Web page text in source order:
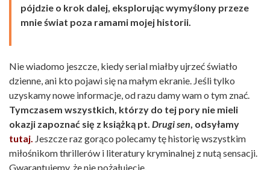
pójdzie o krok dalej, eksplorując wymyślony przeze
mnie świat poza ramami mojej historii.
Nie wiadomo jeszcze, kiedy serial miałby ujrzeć światło
dzienne, ani kto pojawi się na małym ekranie. Jeśli tylko
uzyskamy nowe informacje, od razu damy wam o tym znać.
Tymczasem wszystkich, którzy do tej pory nie mieli
okazji zapoznać się z książką pt. Drugi sen, odsyłamy
tutaj. Jeszcze raz gorąco polecamy tę historię wszystkim
miłośnikom thrillerów i literatury kryminalnej z nutą sensacji.
Gwarantujemy, że nie pożałujecie.